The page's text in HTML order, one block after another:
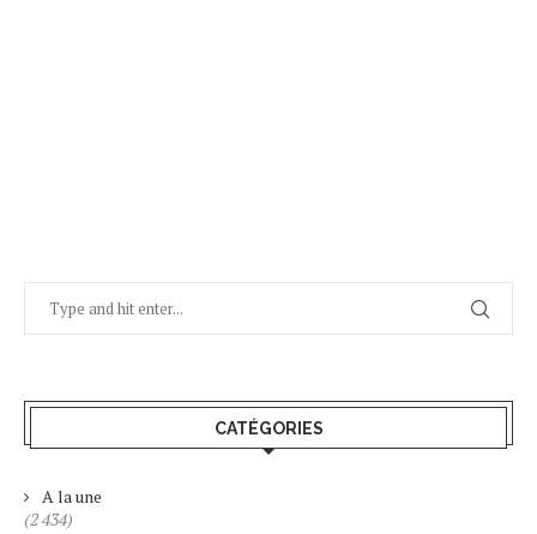
CATÉGORIES
A la une
(2 434)